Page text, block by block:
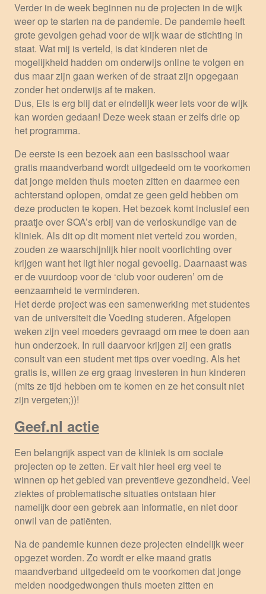
Verder in de week beginnen nu de projecten in de wijk
weer op te starten na de pandemie. De pandemie heeft
grote gevolgen gehad voor de wijk waar de stichting in
staat. Wat mij is verteld, is dat kinderen niet de
mogelijkheid hadden om onderwijs online te volgen en
dus maar zijn gaan werken of de straat zijn opgegaan
zonder het onderwijs af te maken.
Dus, Els is erg blij dat er eindelijk weer iets voor de wijk
kan worden gedaan! Deze week staan er zelfs drie op
het programma.
De eerste is een bezoek aan een basisschool waar
gratis maandverband wordt uitgedeeld om te voorkomen
dat jonge meiden thuis moeten zitten en daarmee een
achterstand oplopen, omdat ze geen geld hebben om
deze producten te kopen. Het bezoek komt inclusief een
praatje over SOA’s erbij van de verloskundige van de
kliniek. Als dit op dit moment niet verteld zou worden,
zouden ze waarschijnlijk hier nooit voorlichting over
krijgen want het ligt hier nogal gevoelig. Daarnaast was
er de vuurdoop voor de ‘club voor ouderen’ om de
eenzaamheid te verminderen.
Het derde project was een samenwerking met studentes
van de universiteit die Voeding studeren. Afgelopen
weken zijn veel moeders gevraagd om mee te doen aan
hun onderzoek. In ruil daarvoor krijgen zij een gratis
consult van een student met tips over voeding. Als het
gratis is, willen ze erg graag investeren in hun kinderen
(mits ze tijd hebben om te komen en ze het consult niet
zijn vergeten;))!
Geef.nl actie
Een belangrijk aspect van de kliniek is om sociale
projecten op te zetten. Er valt hier heel erg veel te
winnen op het gebied van preventieve gezondheid. Veel
ziektes of problematische situaties ontstaan hier
namelijk door een gebrek aan informatie, en niet door
onwil van de patiënten.
Na de pandemie kunnen deze projecten eindelijk weer
opgezet worden. Zo wordt er elke maand gratis
maandverband uitgedeeld om te voorkomen dat jonge
meiden noodgedwongen thuis moeten zitten en